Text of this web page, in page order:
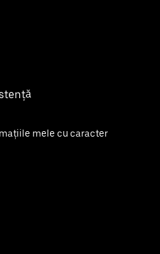
mele cu caracter